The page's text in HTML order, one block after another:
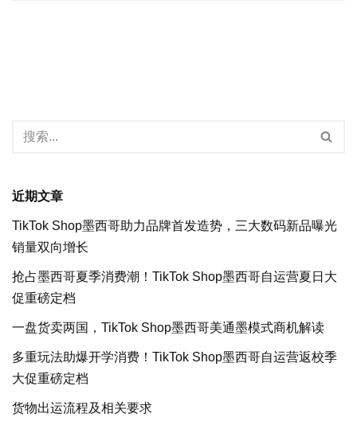
近期文章
TikTok Shop墨西哥助力品牌首发造势，三大数码新品曝光
销量双向增长
抢占墨西哥夏季消费潮！TikTok Shop墨西哥自运营夏日大
促重磅定档
一盘货卖两国，TikTok Shop墨西哥美通墨模式商机解读
多重玩法助爆开学消费！TikTok Shop墨西哥自运营返校季
大促重磅定档
货物出运流程及相关要求